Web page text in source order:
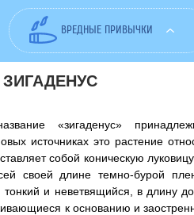
ВРЕДНЫЕ ПРИВЫЧКИ
ЗИГАДЕНУС
«зигаденус»
источниках это растение
собой коническую
своей длине темно-бурой
тонкий и неветвящийся, в длину
к основанию и